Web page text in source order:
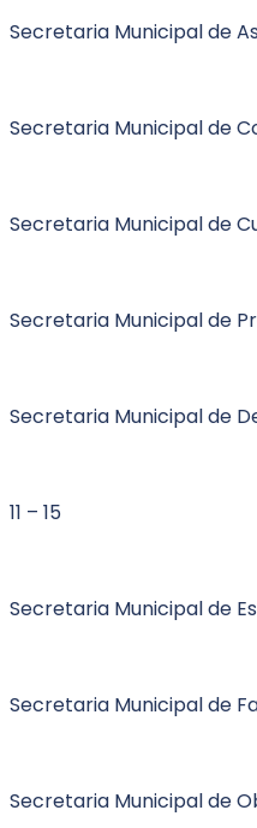
Secretaria Municipal de
Secretaria Municipal de
Secretaria Municipal de
Secretaria Municipal de
Secretaria Municipal de
11 – 15
Secretaria Municipal de
Secretaria Municipal de
Secretaria Municipal de